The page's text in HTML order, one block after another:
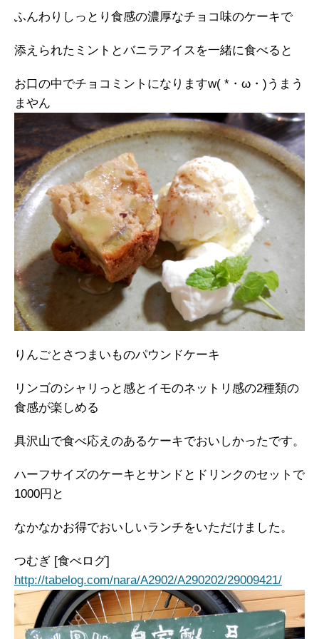
ふんわりしっとり食感の濃厚なチョコ味のケーキで
添えられたミントとバニラアイスを一緒に食べると
お口の中でチョコミントになりますw( *・ω・)うまう
まやん
りんごとさつまいものパウンドケーキ
リンゴのシャリっと感とイモのネットリ感の2種類の
食感が楽しめる
具沢山で食べ応えのあるケーキでおいしかったです。
ハーフサイズのケーキとサンドとドリンクのセットで
1000円と
なかなかお得でおいしいランチをいただけました。
つむぎ [食べログ]
http://tabelog.com/nara/A2902/A290202/29009421/